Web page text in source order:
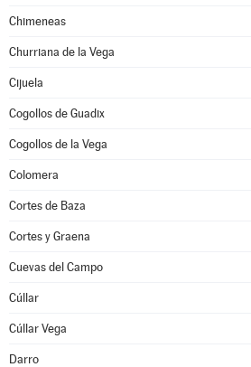
Chimeneas
Churriana de la Vega
Cijuela
Cogollos de Guadix
Cogollos de la Vega
Colomera
Cortes de Baza
Cortes y Graena
Cuevas del Campo
Cúllar
Cúllar Vega
Darro